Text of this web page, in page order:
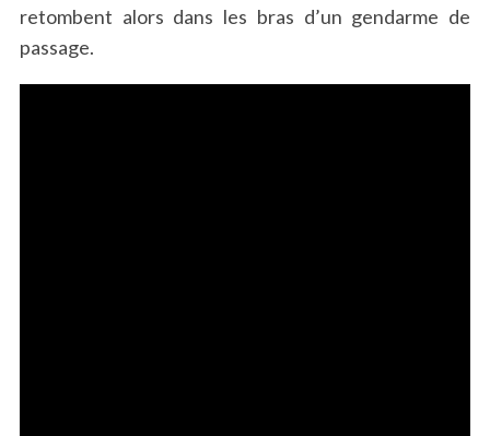
retombent alors dans les bras d’un gendarme de
passage.